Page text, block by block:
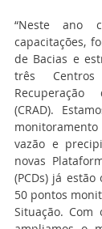
“Neste ano
capacitações,
de Bacias e
três
(CRAD).
vazão e
novas
(PCDs) já
50 pontos
Situação. Com